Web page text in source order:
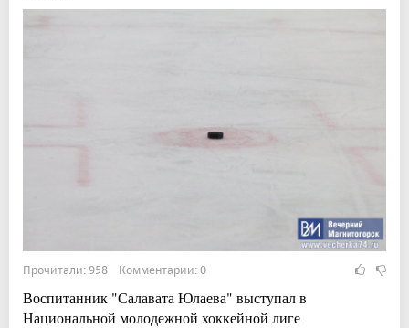
Прочитали: 958 Комментарии: 0
Воспитанник "Салавата Юлаева" выступал в
Национальной молодежной хоккейной лиге